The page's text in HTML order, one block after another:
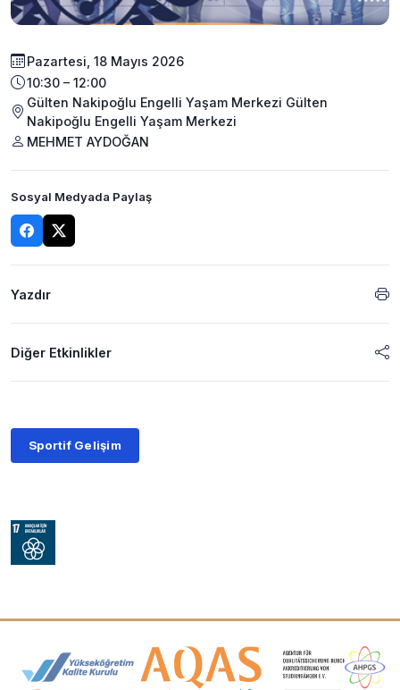
Pazartesi, 18 Mayıs 2026
10:30 – 12:00
Gülten Nakipoğlu Engelli Yaşam Merkezi Gülten
Nakipoğlu Engelli Yaşam Merkezi
MEHMET AYDOĞAN
Sosyal Medyada Paylaş
Yazdır
Diğer Etkinlikler
Sportif Gelişim
Akreditasyon ve Üyelik Logoları